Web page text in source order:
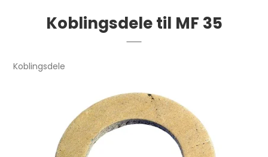
Koblingsdele til MF 35
Koblingsdele